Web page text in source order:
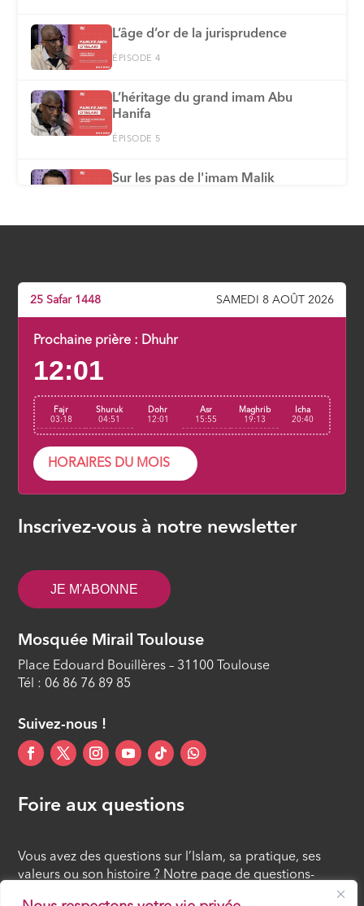
L’âge d’or de la jurisprudence
ÉPISODE 4
L’héritage du grand imam Abu
Hanifa
ÉPISODE 5
Sur les pas de l'imam Malik
ÉPISODE 8
ÉPISODE 9
25 Safar 1448 SAMEDI 8 AOÛT 2026
Prochaine prière : Dhuhr
12:01
Fajr
03:18
Shuruk
04:51
Dohr
12:01
Asr
15:55
Maghrib
19:13
Icha
20:40
HORAIRES DU MOIS
Inscrivez-vous à notre newsletter
JE M'ABONNE
Mosquée Mirail Toulouse
Place Edouard Bouillères – 31100 Toulouse
Tél : 06 86 76 89 85
Suivez-nous !
Foire aux questions
Vous avez des questions sur l’Islam, sa pratique, ses
valeurs ou son histoire ? Notre page de questions-
réponses rassemble des réponses claires et accessibles